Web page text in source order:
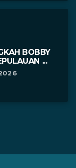
BOBBY
...